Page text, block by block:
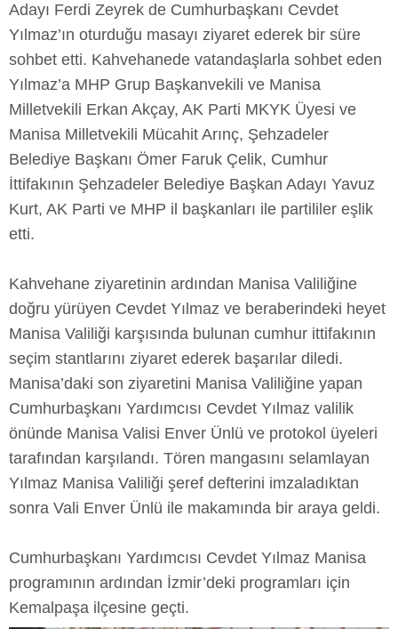
Adayı Ferdi Zeyrek de Cumhurbaşkanı Cevdet
Yılmaz’ın oturduğu masayı ziyaret ederek bir süre
sohbet etti. Kahvehanede vatandaşlarla sohbet eden
Yılmaz’a MHP Grup Başkanvekili ve Manisa
Milletvekili Erkan Akçay, AK Parti MKYK Üyesi ve
Manisa Milletvekili Mücahit Arınç, Şehzadeler
Belediye Başkanı Ömer Faruk Çelik, Cumhur
İttifakının Şehzadeler Belediye Başkan Adayı Yavuz
Kurt, AK Parti ve MHP il başkanları ile partililer eşlik
etti.
Kahvehane ziyaretinin ardından Manisa Valiliğine
doğru yürüyen Cevdet Yılmaz ve beraberindeki heyet
Manisa Valiliği karşısında bulunan cumhur ittifakının
seçim stantlarını ziyaret ederek başarılar diledi.
Manisa’daki son ziyaretini Manisa Valiliğine yapan
Cumhurbaşkanı Yardımcısı Cevdet Yılmaz valilik
önünde Manisa Valisi Enver Ünlü ve protokol üyeleri
tarafından karşılandı. Tören mangasını selamlayan
Yılmaz Manisa Valiliği şeref defterini imzaladıktan
sonra Vali Enver Ünlü ile makamında bir araya geldi.
Cumhurbaşkanı Yardımcısı Cevdet Yılmaz Manisa
programının ardından İzmir’deki programları için
Kemalpaşa ilçesine geçti.